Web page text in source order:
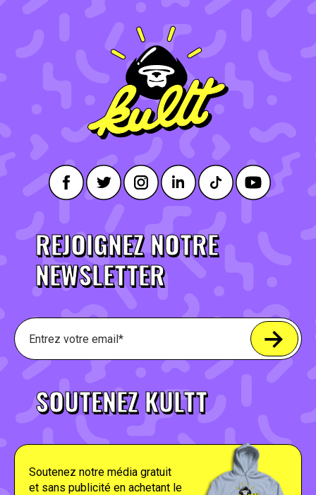
REJOIGNEZ NOTRE
NEWSLETTER
SOUTENEZ KULTT
Soutenez notre média gratuit
et sans publicité en achetant le